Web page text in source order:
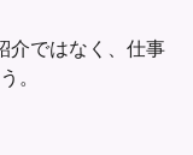
介ではなく、仕事
。